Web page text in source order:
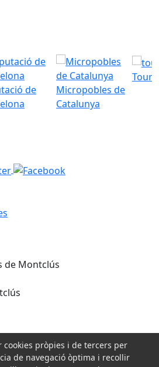
de
Micropobles de
Catalunya
de Montclús
pròpies i de tercers per
de navegació òptima i recollir